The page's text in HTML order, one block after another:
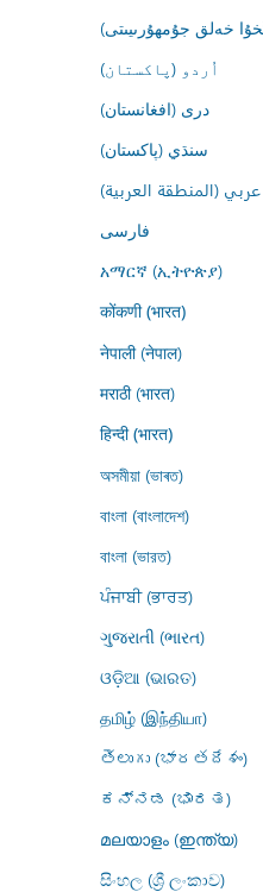
خەلق جۇمھۇرىيىتى)
اُردو (پاکستان)
درى (افغانستان)
سنڌي (پاکستان)
عربي (المنطقة العربية)
فارسى
አማርኛ (ኢትዮጵያ)
कोंकणी (भारत)
नेपाली (नेपाल)
मराठी (भारत)
हिन्दी (भारत)
অসমীয়া (ভাৰত)
বাংলা (বাংলাদেশ)
বাংলা (ভারত)
ਪੰਜਾਬੀ (ਭਾਰਤ)
ગુજરાતી (ભારત)
ଓଡ଼ିଆ (ଭାରତ)
தமிழ் (இந்தியா)
తెలుగు (భారతదేశం)
ಕನ್ನಡ (ಭಾರತ)
മലയാളം (ഇന്ത്യ)
සිංහල (ශ්‍රී ලංකාව)